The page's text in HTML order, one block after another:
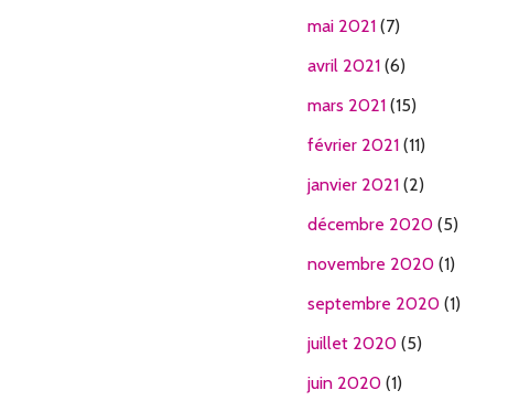
mai 2021(7)
avril 2021(6)
mars 2021(15)
février 2021(11)
janvier 2021(2)
décembre 2020(5)
novembre 2020(1)
septembre 2020(1)
juillet 2020(5)
juin 2020(1)